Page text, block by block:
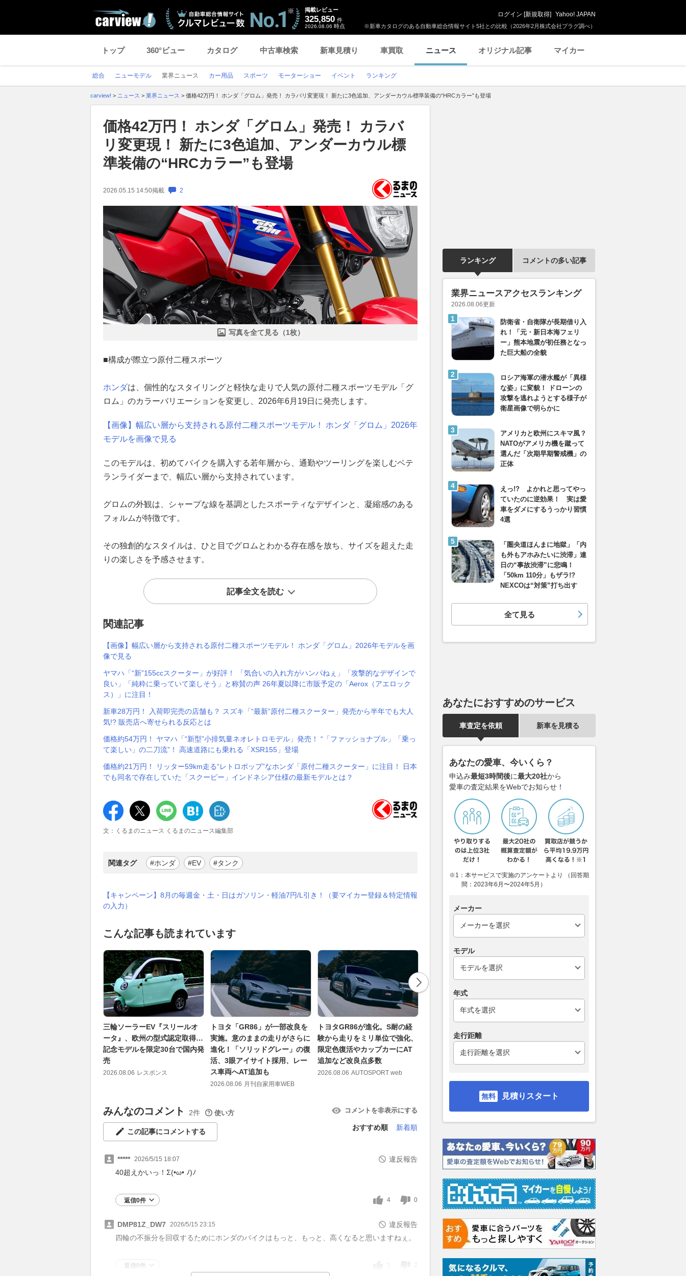
※新車カタログのある自動車総合情報サイト5社との比較（2026年2月株式会社プラグ調べ）
掲載レビュー
325,850 件
2026.08.06 時点
ログイン [新規取得] Yahoo! JAPAN
トップ 360°ビュー カタログ 中古車検索 新車見積り 車買取 ニュース オリジナル記事 マイカー
総合 ニューモデル 業界ニュース カー用品 スポーツ モーターショー イベント ランキング
carview! > ニュース > 業界ニュース > 価格42万円！ ホンダ「グロム」発売！ カラバリ変更現！ 新たに3色追加、アンダーカウル標準装備の“HRCカラー”も登場
価格42万円！ ホンダ「グロム」発売！ カラバ
リ変更現！ 新たに3色追加、アンダーカウル標
準装備の“HRCカラー”も登場
2026.05.15 14:50掲載 2
写真を全て見る（1枚）
■構成が際立つ原付二種スポーツ
ホンダは、個性的なスタイリングと軽快な走りで人気の原付二種スポーツモデル「グ
ロム」のカラーバリエーションを変更し、2026年6月19日に発売します。
【画像】幅広い層から支持される原付二種スポーツモデル！ ホンダ「グロム」2026年
モデルを画像で見る
このモデルは、初めてバイクを購入する若年層から、通勤やツーリングを楽しむベテ
ランライダーまで、幅広い層から支持されています。
グロムの外観は、シャープな線を基調としたスポーティなデザインと、凝縮感のある
フォルムが特徴です。
その独創的なスタイルは、ひと目でグロムとわかる存在感を放ち、サイズを超えた走
りの楽しさを予感させます。
記事全文を読む
関連記事
【画像】幅広い層から支持される原付二種スポーツモデル！ ホンダ「グロム」2026年モデルを画
像で見る
ヤマハ「“新”155ccスクーター」が好評！ 「気合いの入れ方がハンパねぇ」「攻撃的なデザインで
良い」「純粋に乗っていて楽しそう」と称賛の声 26年夏以降に市販予定の「Aerox（アエロック
ス）」に注目！
新車28万円！ 入荷即完売の店舗も？ スズキ「“最新”原付二種スクーター」発売から半年でも大人
気!? 販売店へ寄せられる反応とは
価格約54万円！ ヤマハ「“新型”小排気量ネオレトロモデル」発売！ “「ファッショナブル」「乗っ
て楽しい」の二刀流”！ 高速道路にも乗れる「XSR155」登場
価格約21万円！ リッター59km走る“レトロポップ”なホンダ「原付二種スクーター」に注目！ 日本
でも同名で存在していた「スクーピー」インドネシア仕様の最新モデルとは？
文：くるまのニュース くるまのニュース編集部
関連タグ #ホンダ #EV #タンク
【キャンペーン】8月の毎週金・土・日はガソリン・軽油7円/L引き！（要マイカー登録＆特定情報
の入力）
こんな記事も読まれています
三輪ソーラーEV『スリールオ
ータ』、欧州の型式認定取得…
記念モデルを限定30台で国内発
売
2026.08.06 レスポンス
トヨタ「GR86」が一部改良を
実施。意のままの走りがさらに
進化！「ソリッドグレー」の復
活、3眼アイサイト採用、レー
ス車両へAT追加も
2026.08.06 月刊自家用車WEB
トヨタGR86が進化。S耐の経
験から走りをミリ単位で強化、
限定色復活やカップカーにAT
追加など改良点多数
2026.08.06 AUTOSPORT web
の希少限定カラー『ソリッドグ
レー』復活 FRらしい走りの
で“走りの味わい”徹底追求 価
みんなのコメント 2件 使い方 コメントを非表示にする
この記事にコメントする
おすすめ順 新着順
***** 2026/5/15 18:07
違反報告
40超えかいっ！Σ(•ω• ﾉ)ﾉ
返信0件 4 0
DMP81Z_DW7 2026/5/15 23:15
違反報告
四輪の不振分を回収するためにホンダのバイクはもっと、もっと、高くなると思いますねぇ。
返信0件 1
ランキング コメントの多い記事
業界ニュースアクセスランキング
2026.08.06更新
防衛省・自衛隊が長期借り入
れ！「元・新日本海フェリ
ー」熊本地震が初任務となっ
た巨大船の全貌
ロシア海軍の潜水艦が「異様
な姿」に変貌！ ドローンの
攻撃を逃れようとする様子が
衛星画像で明らかに
アメリカと欧州にスキマ風？
NATOがアメリカ機を蹴って
選んだ「次期早期警戒機」の
正体
えっ!? よかれと思ってやっ
ていたのに逆効果！ 実は愛
車をダメにするうっかり習慣
4選
「圏央道ほんまに地獄」「内
も外もアホみたいに渋滞」連
日の“事故渋滞”に悲鳴！
「50km 110分」もザラ!?
NEXCOは“対策”打ち出す
全て見る
あなたにおすすめのサービス
車査定を依頼 新車を見積る
あなたの愛車、今いくら？
申込み最短3時間後に最大20社から
愛車の査定結果をWebでお知らせ！
※1：本サービスで実施のアンケートより （回答期
間：2023年6月〜2024年5月）
メーカー
モデル
年式
走行距離
見積りスタート